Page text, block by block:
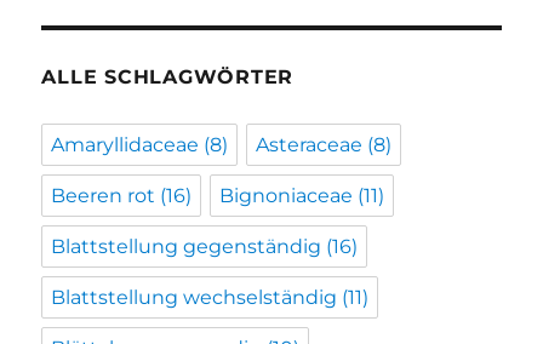
ALLE SCHLAGWÖRTER
Amaryllidaceae (8) Asteraceae (8)
Beeren rot (16) Bignoniaceae (11)
Blattstellung gegenständig (16)
Blattstellung wechselständig (11)